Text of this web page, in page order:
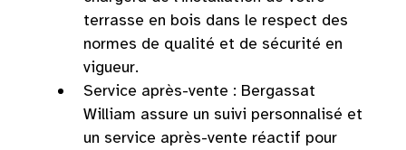
terrasse en bois dans le respect des
normes de qualité et de sécurité en
vigueur.
Service après-vente : Bergassat
William assure un suivi personnalisé et
un service après-vente réactif pour